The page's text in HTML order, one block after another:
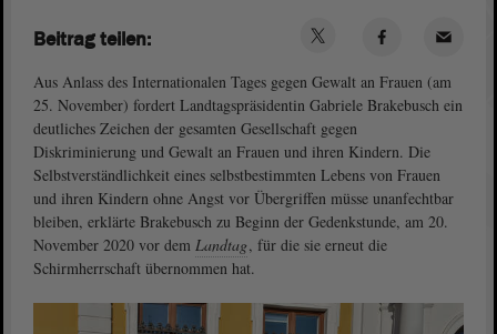
Aus Anlass des Internationalen Tages gegen Gewalt an Frauen (am
25. November) fordert Landtagspräsidentin Gabriele Brakebusch ein
deutliches Zeichen der gesamten Gesellschaft gegen
Diskriminierung und Gewalt an Frauen und ihren Kindern. Die
Selbstverständlichkeit eines selbstbestimmten Lebens von Frauen
und ihren Kindern ohne Angst vor Übergriffen müsse unanfechtbar
bleiben, erklärte Brakebusch zu Beginn der Gedenkstunde, am 20.
November 2020 vor dem Landtag, für die sie erneut die
Schirmherrschaft übernommen hat.
Beitrag teilen: